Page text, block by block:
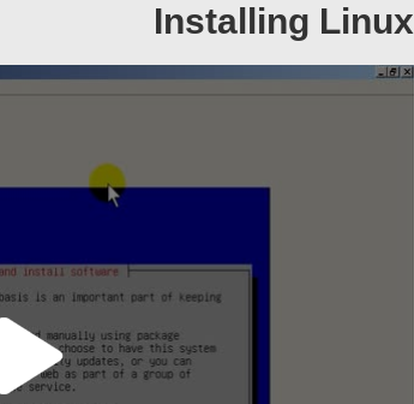
Installing Linux